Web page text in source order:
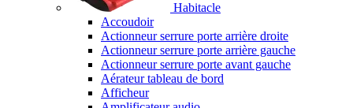
Habitacle
Accoudoir
Actionneur serrure porte arrière droite
Actionneur serrure porte arrière gauche
Actionneur serrure porte avant gauche
Aérateur tableau de bord
Afficheur